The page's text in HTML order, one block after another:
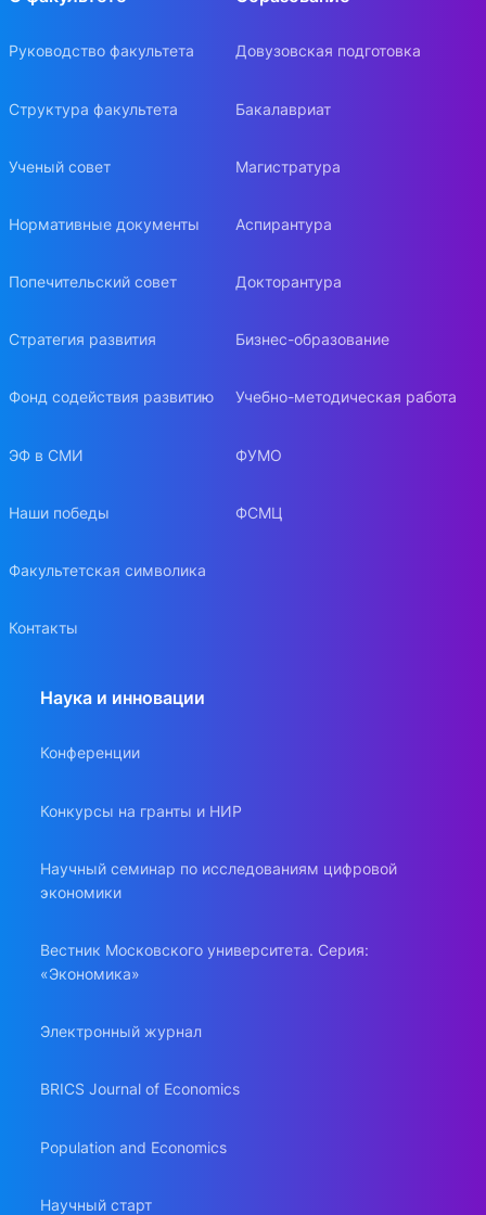
Руководство факультета
Структура факультета
Ученый совет
Нормативные документы
Попечительский совет
Стратегия развития
Фонд содействия развитию
ЭФ в СМИ
Наши победы
Факультетская символика
Контакты
Довузовская подготовка
Бакалавриат
Магистратура
Аспирантура
Докторантура
Бизнес-образование
Учебно-методическая работа
ФУМО
ФСМЦ
Наука и инновации
Конференции
Конкурсы на гранты и НИР
Научный семинар по исследованиям цифровой
экономики
Вестник Московского университета. Серия:
«Экономика»
Электронный журнал
BRICS Journal of Economics
Population and Economics
Научный старт